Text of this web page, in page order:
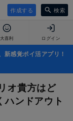
作成する 検索
大喜利 ログイン
感覚ポイ活アプリ！
オ貴方はど
ンドアウト